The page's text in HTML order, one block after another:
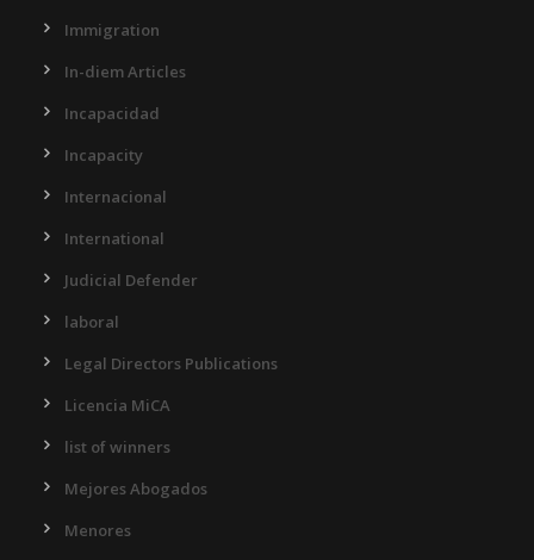
Immigration
In-diem Articles
Incapacidad
Incapacity
Internacional
International
Judicial Defender
laboral
Legal Directors Publications
Licencia MiCA
list of winners
Mejores Abogados
Menores